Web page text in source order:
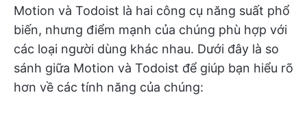
Motion và Todoist là hai công cụ năng suất phổ
biến, nhưng điểm mạnh của chúng phù hợp với
các loại người dùng khác nhau. Dưới đây là so
sánh giữa Motion và Todoist để giúp bạn hiểu rõ
hơn về các tính năng của chúng: